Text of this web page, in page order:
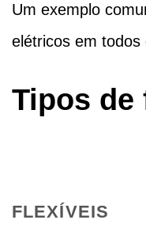
Um exemplo
elétricos em todos
Tipos de
FLEXÍVEIS